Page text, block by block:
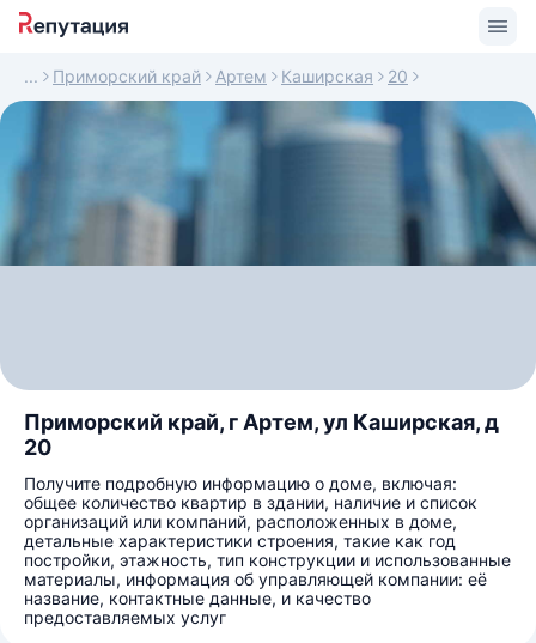
Приморский край Артем Каширская 20
Приморский край, г Артем, ул Каширская, д
20
Получите подробную информацию о доме, включая:
общее количество квартир в здании, наличие и список
организаций или компаний, расположенных в доме,
детальные характеристики строения, такие как год
постройки, этажность, тип конструкции и использованные
материалы, информация об управляющей компании: её
название, контактные данные, и качество
предоставляемых услуг